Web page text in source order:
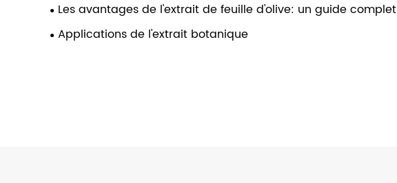
Les avantages de l'extrait de feuille d'olive: un guide complet
Applications de l'extrait botanique